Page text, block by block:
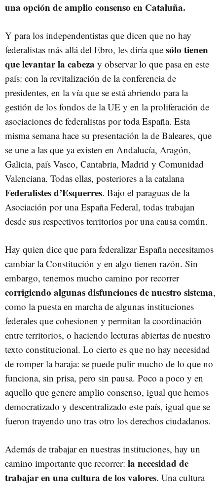
una opción de amplio consenso en Cataluña.
Y para los independentistas que dicen que no hay
federalistas más allá del Ebro, les diría que sólo tienen
que levantar la cabeza y observar lo que pasa en este
país: con la revitalización de la conferencia de
presidentes, en la vía que se está abriendo para la
gestión de los fondos de la UE y en la proliferación de
asociaciones de federalistas por toda España. Esta
misma semana hace su presentación la de Baleares, que
se une a las que ya existen en Andalucía, Aragón,
Galicia, país Vasco, Cantabria, Madrid y Comunidad
Valenciana. Todas ellas, posteriores a la catalana
Federalistes d’Esquerres. Bajo el paraguas de la
Asociación por una España Federal, todas trabajan
desde sus respectivos territorios por una causa común.
Hay quien dice que para federalizar España necesitamos
cambiar la Constitución y en algo tienen razón. Sin
embargo, tenemos mucho camino por recorrer
corrigiendo algunas disfunciones de nuestro sistema,
como la puesta en marcha de algunas instituciones
federales que cohesionen y permitan la coordinación
entre territorios, o haciendo lecturas abiertas de nuestro
texto constitucional. Lo cierto es que no hay necesidad
de romper la baraja: se puede pulir mucho de lo que no
funciona, sin prisa, pero sin pausa. Poco a poco y en
aquello que genere amplio consenso, igual que hemos
democratizado y descentralizado este país, igual que se
fueron trayendo uno tras otro los derechos ciudadanos.
Además de trabajar en nuestras instituciones, hay un
camino importante que recorrer: la necesidad de
trabajar en una cultura de los valores. Una cultura